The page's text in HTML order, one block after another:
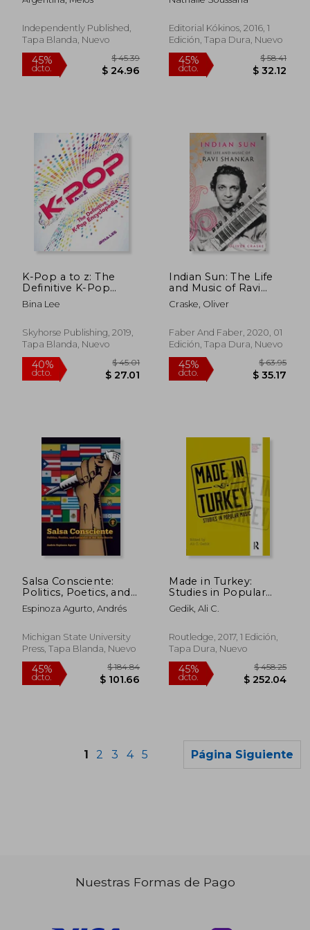
45%
dcto. $ 32.58
45%
dcto.
40% 45%
Independently Published,
Tapa Blanda, Nuevo
Editorial Kókinos, 2016, 1
Edición, Tapa Dura, Nuevo
K-Pop a to z: The
Definitive K-Pop
Encyclopedia (en
Inglés)
Bina Lee
Skyhorse Publishing, 2019,
Tapa Blanda, Nuevo
Indian Sun: The Life
and Music of Ravi
Shankar (en Inglés)
Craske, Oliver
Faber And Faber, 2020, 01
Edición, Tapa Dura, Nuevo
Salsa Consciente:
Politics, Poetics, and
Latinidad in the Meta-
Barrio (en Inglés)
Espinoza Agurto, Andrés
Michigan State University
Press, Tapa Blanda, Nuevo
Made in Turkey:
Studies in Popular
Music (en Inglés)
Gedik, Ali C.
Routledge, 2017, 1 Edición,
Tapa Dura, Nuevo
1 2 3 4 5 Página Siguiente
Nuestras Formas de Pago